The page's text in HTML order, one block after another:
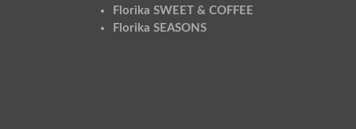
Florika SWEET & COFFEE
Florika SEASONS